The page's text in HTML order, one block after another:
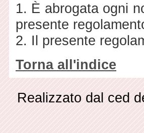
1. È abrogata ogni
presente
2. Il presente
Torna all'indice
Realizzato dal ced